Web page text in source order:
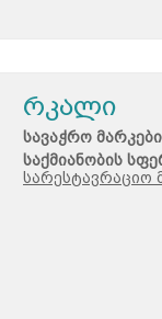
რკალი
სავაჭრო
საქმიანობის
სარესტავრაციო